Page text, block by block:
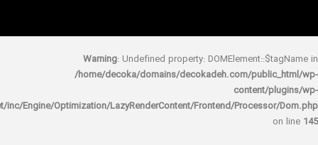
Warning: Undefined property:
/home/decoka/domains/decokadeh.com/
rocket/inc/Engine/Optimization/LazyRenderContent/Frontend/